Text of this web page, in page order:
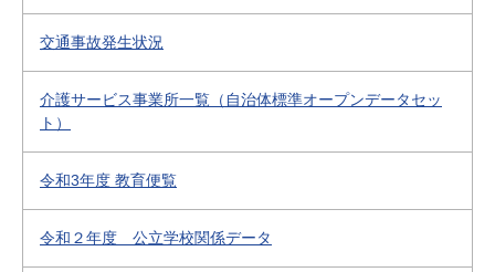
交通事故発生状況
介護サービス事業所一覧（自治体標準オープンデータセッ
ト）
令和3年度 教育便覧
令和２年度 公立学校関係データ